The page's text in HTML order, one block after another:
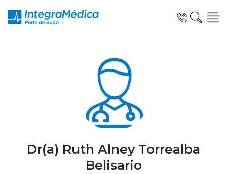
Especialidades y Servicios
Telemedicina Blua
Dr(a) Ruth Alney Torrealba
Belisario